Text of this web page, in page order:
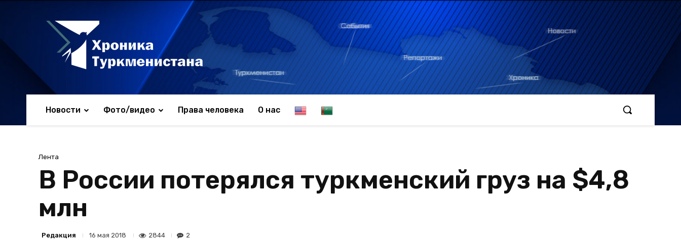
Новости Фото/видео Права человека О нас E T
Лента
В России потерялся туркменский груз на $4,8
млн
Редакция 16 мая 2018 2844 2